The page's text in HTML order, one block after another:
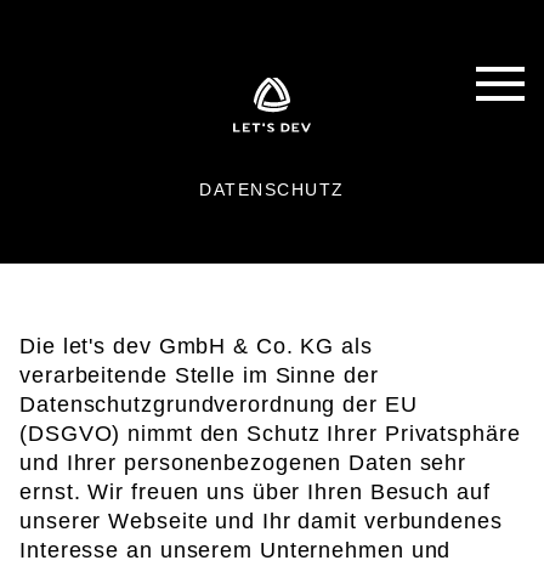
DATENSCHUTZ
Die let's dev GmbH & Co. KG als
verarbeitende Stelle im Sinne der
Datenschutzgrundverordnung der EU
(DSGVO) nimmt den Schutz Ihrer Privatsphäre
und Ihrer personenbezogenen Daten sehr
ernst. Wir freuen uns über Ihren Besuch auf
unserer Webseite und Ihr damit verbundenes
Interesse an unserem Unternehmen und